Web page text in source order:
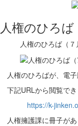
人権のひろば
人権のひろば（７
人権のひろばが、電子
下記URLから閲覧でき
https://k-
人権擁護課に冊子があ